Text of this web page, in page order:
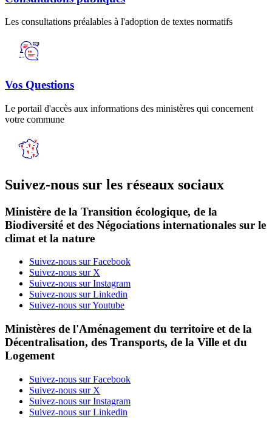
Les consultations préalables à l'adoption de textes normatifs
Vos Questions
Le portail d'accès aux informations des ministères qui concernent
votre commune
Suivez-nous sur les réseaux sociaux
Ministère de la Transition écologique, de la
Biodiversité et des Négociations internationales sur le
climat et la nature
Suivez-nous sur Facebook
Suivez-nous sur X
Suivez-nous sur Instagram
Suivez-nous sur Linkedin
Suivez-nous sur Youtube
Ministères de l'Aménagement du territoire et de la
Décentralisation, des Transports, de la Ville et du
Logement
Suivez-nous sur Facebook
Suivez-nous sur X
Suivez-nous sur Instagram
Suivez-nous sur Linkedin